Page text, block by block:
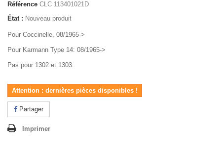
Référence CLC 113401021D
État : Nouveau produit
Pour Coccinelle, 08/1965->
Pour Karmann Type 14: 08/1965->
Pas pour 1302 et 1303.
Attention : dernières pièces disponibles !
Partager
Imprimer